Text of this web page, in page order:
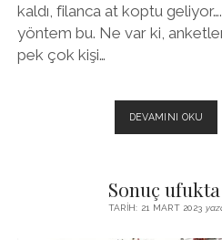
kaldı, filanca at koptu
yöntem bu. Ne var ki,
pek çok kişi…
DEVAMINI OKU
Sonuç
TARIH: 21 MART 2023